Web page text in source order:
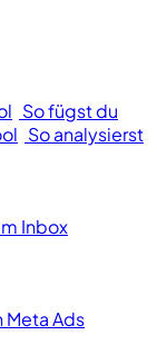
So fügst du
So analysierst
Inbox
Meta Ads